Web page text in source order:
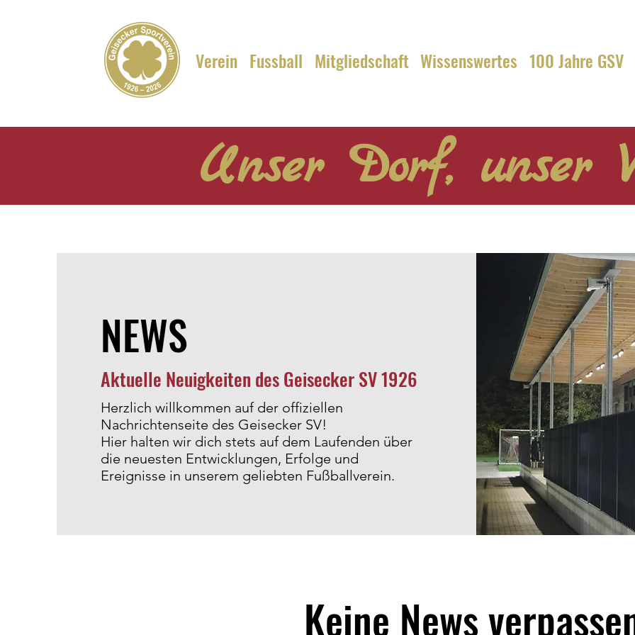
Verein Fussball Mitgliedschaft Wissenswertes 100 Jahre GSV
Unser Dorf, unser
NEWS
Aktuelle Neuigkeiten des Geisecker SV 1926
Herzlich willkommen auf der offiziellen
Nachrichtenseite des Geisecker SV!
Hier halten wir dich stets auf dem Laufenden über
die neuesten Entwicklungen, Erfolge und
Ereignisse in unserem geliebten Fußballverein.
Keine News